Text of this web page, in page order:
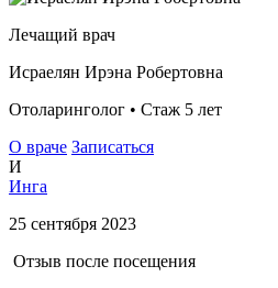
Лечащий врач
Исраелян Ирэна Робертовна
Отоларинголог • Стаж 5 лет
О враче Записаться
И
Инга
25 сентября 2023
Отзыв после посещения